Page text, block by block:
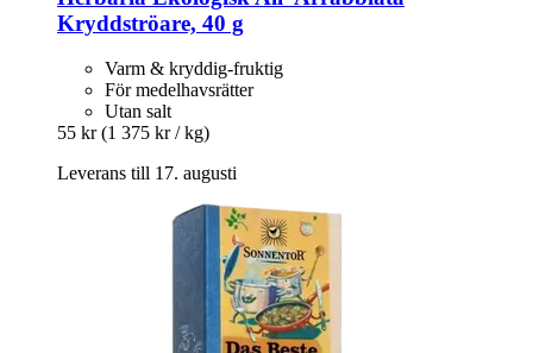
Kryddströare, 40 g
Varm & kryddig-fruktig
För medelhavsrätter
Utan salt
55 kr (1 375 kr / kg)
Leverans till 17. augusti